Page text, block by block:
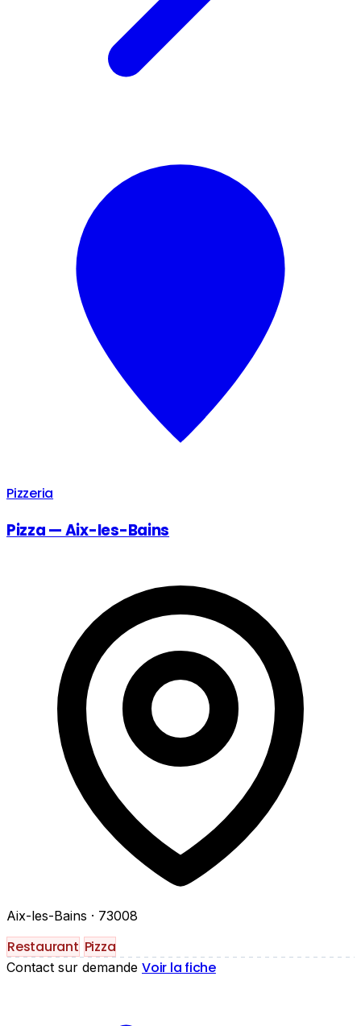
Pizzeria
Pizza — Aix-les-Bains
Aix-les-Bains · 73008
Restaurant Pizza
Contact sur demande Voir la fiche